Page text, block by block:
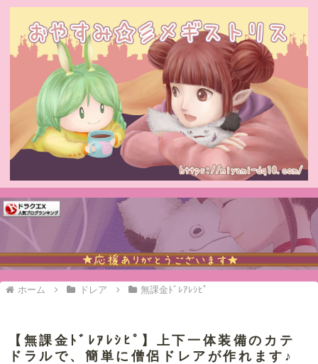
ホーム ドレア 無課金ﾄﾞﾚｱﾚｼﾋﾟ
【無課金ﾄﾞﾚｱﾚｼﾋﾟ】上下一体装備のカテ
ドラルで、簡単に僧侶ドレアが作れます♪